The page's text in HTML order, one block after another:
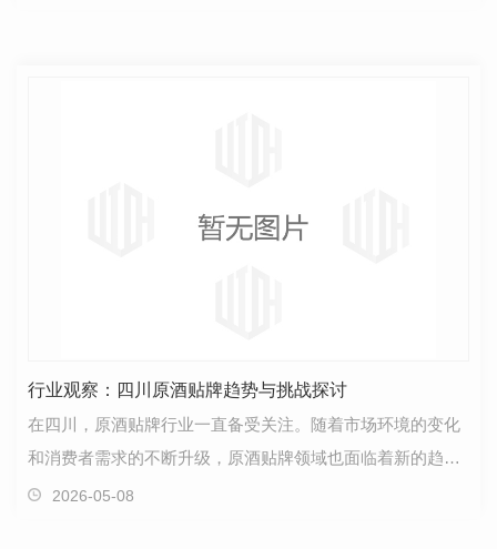
行业观察：四川原酒贴牌趋势与挑战探讨
在四川，原酒贴牌行业一直备受关注。随着市场环境的变化
和消费者需求的不断升级，原酒贴牌领域也面临着新的趋势
和挑战。首先，原酒贴牌在四川逐渐兴起。越来越多的…
2026-05-08